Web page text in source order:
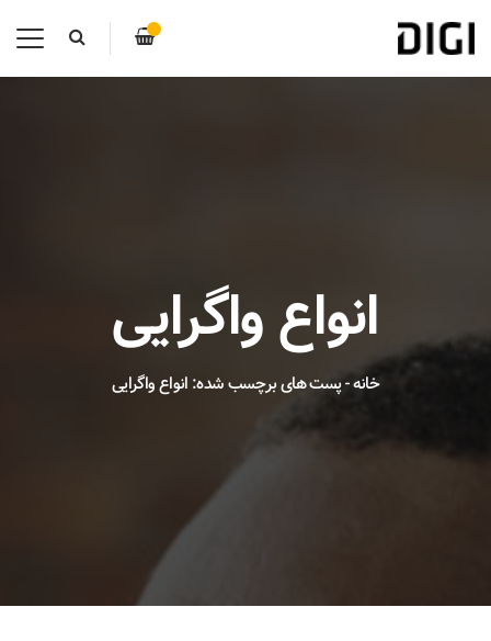
انواع واگرایی
خانه-پست های برچسب شده: انواع واگرایی